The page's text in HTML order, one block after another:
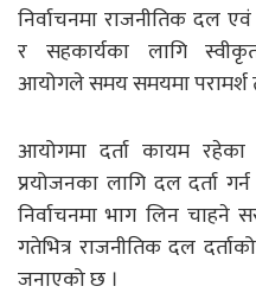
निर्वाचनमा राजनीतिक दल
र सहकार्यका लागि
आयोगले समय समयमा
आयोगमा दर्ता कायम रहेका
प्रयोजनका लागि दल दर्ता
निर्वाचनमा भाग लिन चाहने
गतेभित्र राजनीतिक दल
जनाएको छ ।